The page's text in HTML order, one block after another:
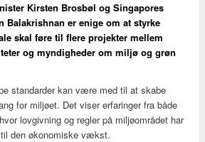
Kirsten Brosbøl og Singapores
Balakrishnan er enige om at styrke
skal føre til flere projekter mellem
og myndigheder om miljø og grøn
standarder kan være med til at skabe
for miljøet. Det viser erfaringer fra både
lovgivning og regler på miljøområdet har
den økonomiske vækst.